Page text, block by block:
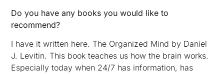
Do you have any books you would like to
recommend?
I have it written here. The Organized Mind by Daniel
J. Levitin. This book teaches us how the brain works.
Especially today when 24/7 has information, has